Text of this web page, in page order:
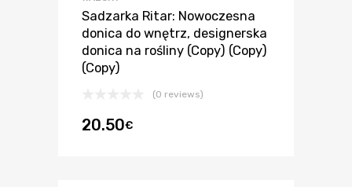
Sadzarka Ritar: Nowoczesna
donica do wnętrz, designerska
donica na rośliny (Copy) (Copy)
(Copy)
(0 reviews)
20.50€